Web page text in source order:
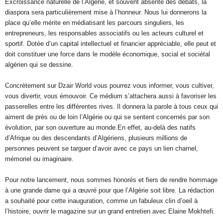
Excroissance naturelle de l’Algérie, et souvent absente des débats, la
diaspora sera particulièrement mise à l’honneur. Nous lui donnerons la
place qu’elle mérite en médiatisant les parcours singuliers, les
entrepreneurs, les responsables associatifs ou les acteurs culturel et
sportif. Dotée d’un capital intellectuel et financier appréciable, elle peut et
doit constituer une force dans le modèle économique, social et sociétal
algérien qui se dessine.
Concrètement sur Dzair World vous pourrez vous informer, vous cultiver,
vous divertir, vous émouvoir. Ce médium s’attachera aussi à favoriser les
passerelles entre les différentes rives. Il donnera la parole à tous ceux qui
aiment de près ou de loin l’Algérie ou qui se sentent concernés par son
évolution, par son ouverture au monde.En effet, au-delà des natifs
d’Afrique ou des descendants d’Algériens, plusieurs millions de
personnes peuvent se targuer d’avoir avec ce pays un lien charnel,
mémoriel ou imaginaire.
Pour notre lancement, nous sommes honorés et fiers de rendre hommage
à une grande dame qui a œuvré pour que l’Algérie soit libre. La rédaction
a souhaité pour cette inauguration, comme un fabuleux clin d’oeil à
l’histoire, ouvrir le magazine sur un grand entretien avec Elaine Mokhtefi.